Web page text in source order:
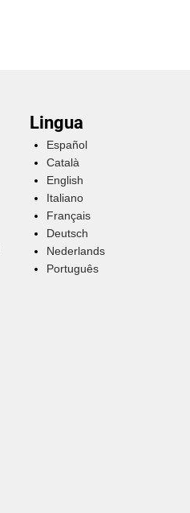
Lingua
Español
Català
English
Italiano
Français
Deutsch
Nederlands
Português